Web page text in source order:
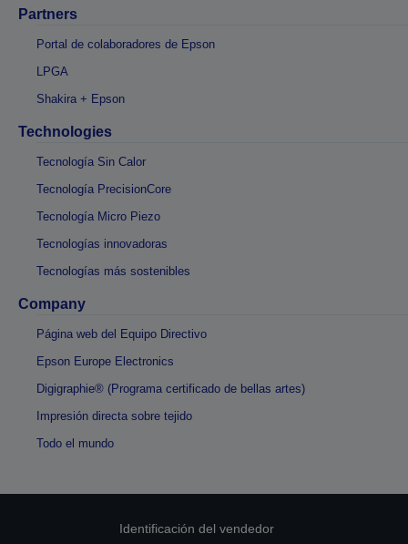
Partners
Portal de colaboradores de Epson
LPGA
Shakira + Epson
Technologies
Tecnología Sin Calor
Tecnología PrecisionCore
Tecnología Micro Piezo
Tecnologías innovadoras
Tecnologías más sostenibles
Company
Página web del Equipo Directivo
Epson Europe Electronics
Digigraphie® (Programa certificado de bellas artes)
Impresión directa sobre tejido
Todo el mundo
Identificación del vendedor